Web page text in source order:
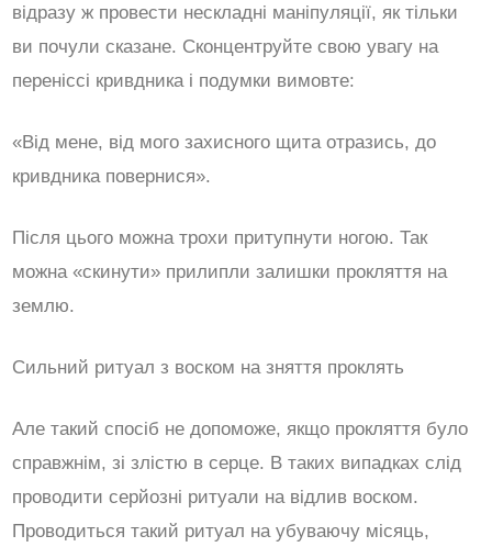
відразу ж провести нескладні маніпуляції, як тільки
ви почули сказане. Сконцентруйте свою увагу на
переніссі кривдника і подумки вимовте:
«Від мене, від мого захисного щита отразись, до
кривдника повернися».
Після цього можна трохи притупнути ногою. Так
можна «скинути» прилипли залишки прокляття на
землю.
Сильний ритуал з воском на зняття проклять
Але такий спосіб не допоможе, якщо прокляття було
справжнім, зі злістю в серце. В таких випадках слід
проводити серйозні ритуали на відлив воском.
Проводиться такий ритуал на убуваючу місяць,